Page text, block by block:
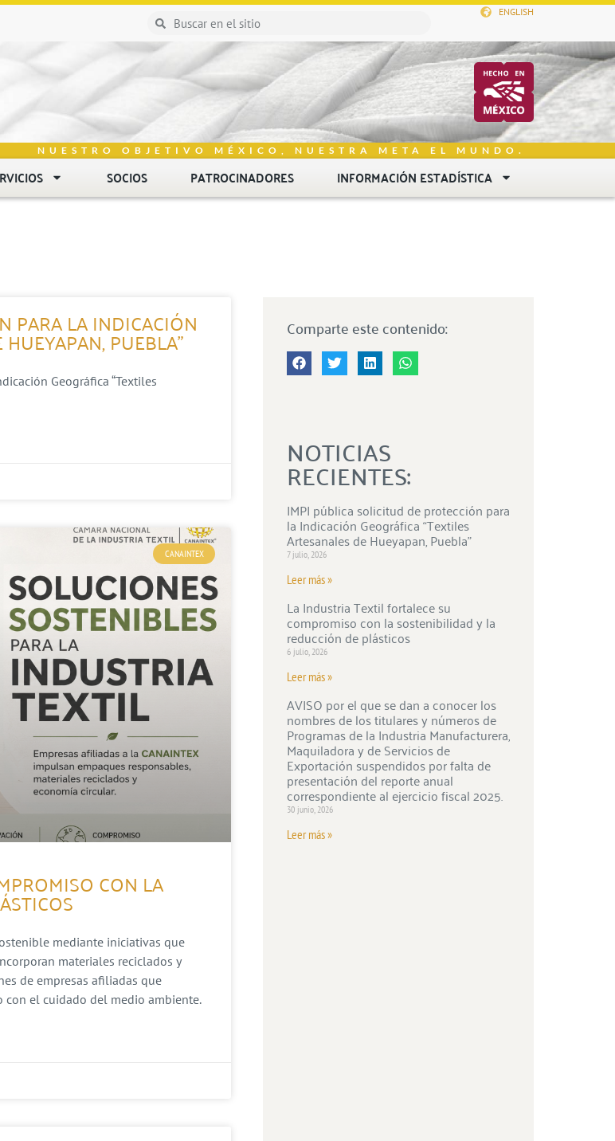
ENGLISH
NUESTRO OBJETIVO MÉXICO, NUESTRA META EL MUNDO.
SOCIOS PATROCINADORES INFORMACIÓN ESTADÍSTICA
PARA LA INDICACIÓN
PUEBLA”
Geográfica “Textiles
CANAINTEX
CON LA
mediante iniciativas que
materiales reciclados y
de empresas afiliadas que
con el cuidado del medio ambiente.
Comparte este contenido:
NOTICIAS
RECIENTES:
IMPI pública solicitud de protección para
la Indicación Geográfica “Textiles
Artesanales de Hueyapan, Puebla”
7 julio, 2026
Leer más »
La Industria Textil fortalece su
compromiso con la sostenibilidad y la
reducción de plásticos
6 julio, 2026
Leer más »
AVISO por el que se dan a conocer los
nombres de los titulares y números de
Programas de la Industria Manufacturera,
Maquiladora y de Servicios de
Exportación suspendidos por falta de
presentación del reporte anual
correspondiente al ejercicio fiscal 2025.
30 junio, 2026
Leer más »